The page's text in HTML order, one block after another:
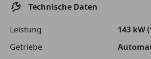
Technische Daten
Leistung
143 kW
Getriebe